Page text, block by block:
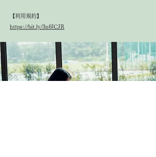
【利用規約】
https://bit.ly/3n6ICJR